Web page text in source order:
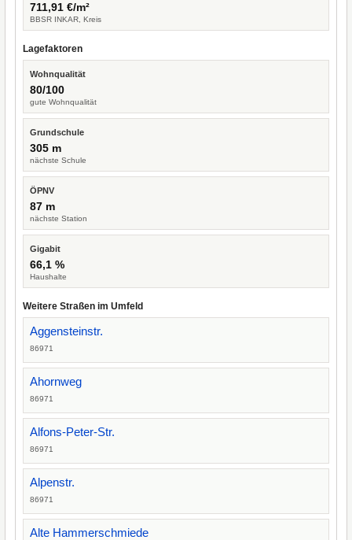
711,91 €/m²
BBSR INKAR, Kreis
Lagefaktoren
Wohnqualität
80/100
gute Wohnqualität
Grundschule
305 m
nächste Schule
ÖPNV
87 m
nächste Station
Gigabit
66,1 %
Haushalte
Weitere Straßen im Umfeld
Aggensteinstr.
86971
Ahornweg
86971
Alfons-Peter-Str.
86971
Alpenstr.
86971
Alte Hammerschmiede